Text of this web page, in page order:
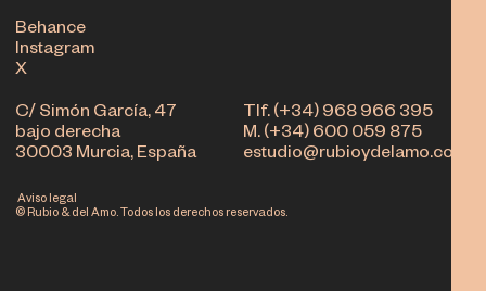
Tlf. (+34) 968 966 395
M. (+34) 600 059 875
estudio@rubioydelamo.com
C/ Simón García, 47
bajo derecha
30003 Murcia, España
Behance
Instagram
X
© Rubio & del Amo. Todos los derechos reservados.
Aviso legal